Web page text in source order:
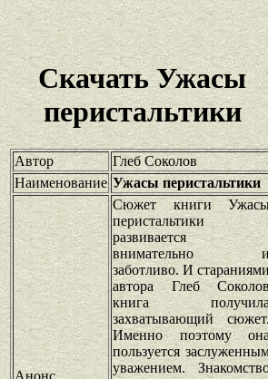
Скачать Ужасы
перистальтики
Автор
Глеб Соколов
Наименование Ужасы перистальтики
Анонс
Сюжет книги
перистальтики
развивается
внимательно и
заботливо. И стараниями
автора Глеб Соколов
книга получила
захватывающий сюжет.
Именно поэтому она
пользуется
уважением.